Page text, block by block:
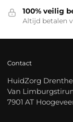
100% veilig
Altijd betalen
Contact
HuidZorg Drenthe
Van
7901 AT